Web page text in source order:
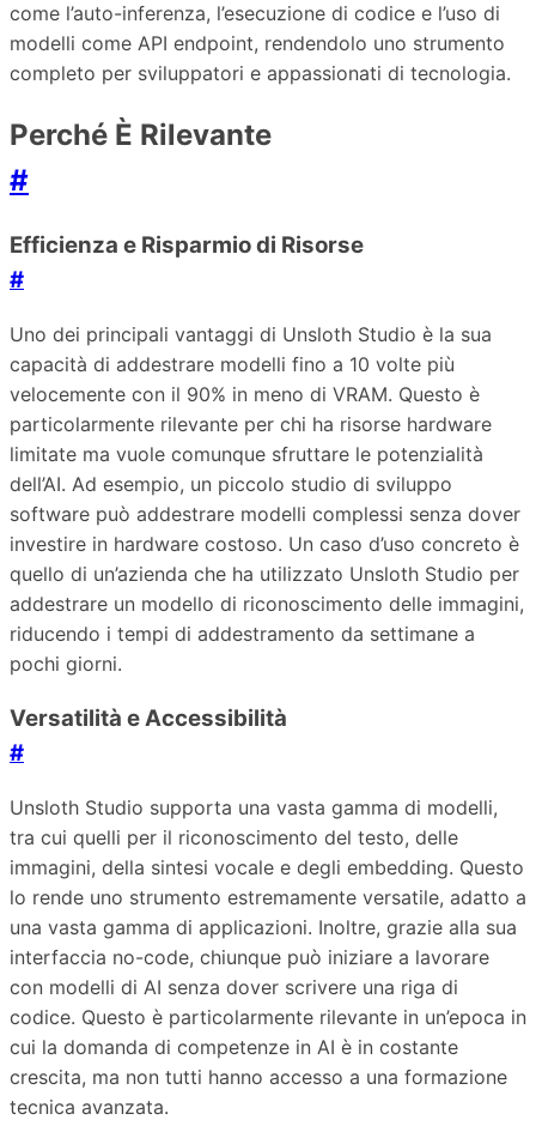
come l’auto-inferenza, l’esecuzione di codice e l’uso di
modelli come API endpoint, rendendolo uno strumento
completo per sviluppatori e appassionati di tecnologia.
Perché È Rilevante
#
Efficienza e Risparmio di Risorse
#
Uno dei principali vantaggi di Unsloth Studio è la sua
capacità di addestrare modelli fino a 10 volte più
velocemente con il 90% in meno di VRAM. Questo è
particolarmente rilevante per chi ha risorse hardware
limitate ma vuole comunque sfruttare le potenzialità
dell’AI. Ad esempio, un piccolo studio di sviluppo
software può addestrare modelli complessi senza dover
investire in hardware costoso. Un caso d’uso concreto è
quello di un’azienda che ha utilizzato Unsloth Studio per
addestrare un modello di riconoscimento delle immagini,
riducendo i tempi di addestramento da settimane a
pochi giorni.
Versatilità e Accessibilità
#
Unsloth Studio supporta una vasta gamma di modelli,
tra cui quelli per il riconoscimento del testo, delle
immagini, della sintesi vocale e degli embedding. Questo
lo rende uno strumento estremamente versatile, adatto a
una vasta gamma di applicazioni. Inoltre, grazie alla sua
interfaccia no-code, chiunque può iniziare a lavorare
con modelli di AI senza dover scrivere una riga di
codice. Questo è particolarmente rilevante in un’epoca in
cui la domanda di competenze in AI è in costante
crescita, ma non tutti hanno accesso a una formazione
tecnica avanzata.